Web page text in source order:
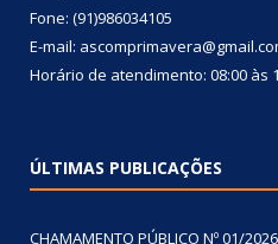
Fone: (91)986034105
E-mail:
Horário de atendimento: 08:00 às
ÚLTIMAS PUBLICAÇÕES
CHAMAMENTO PÚBLICO Nº 01/